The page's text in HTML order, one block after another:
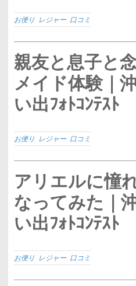
お便り レジャー 口コミ
親友と息子と
メイド体験｜
い出ﾌｫﾄｺﾝﾃｽﾄ
お便り レジャー 口コミ
アリエルに憧
なってみた｜
い出ﾌｫﾄｺﾝﾃｽﾄ
お便り レジャー 口コミ